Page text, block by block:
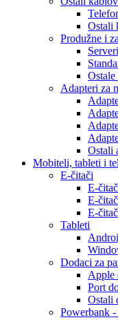
Ostali
Produžne i
Adapteri za
Ostali
Mobiteli, tableti i
E-čitači
E-
E-
E-
Tableti
Dodaci za
Apple
Port
Ostali
Powerbank